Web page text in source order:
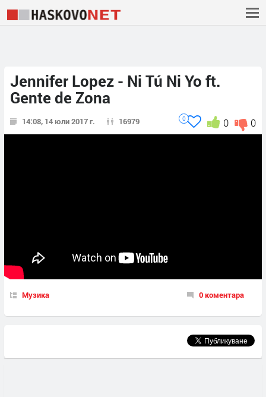
Jennifer Lopez - Ni Tú Ni Yo ft.
Gente de Zona
14:08, 14 юли 2017 г. 16979 0
0
0
Музика 0 коментара